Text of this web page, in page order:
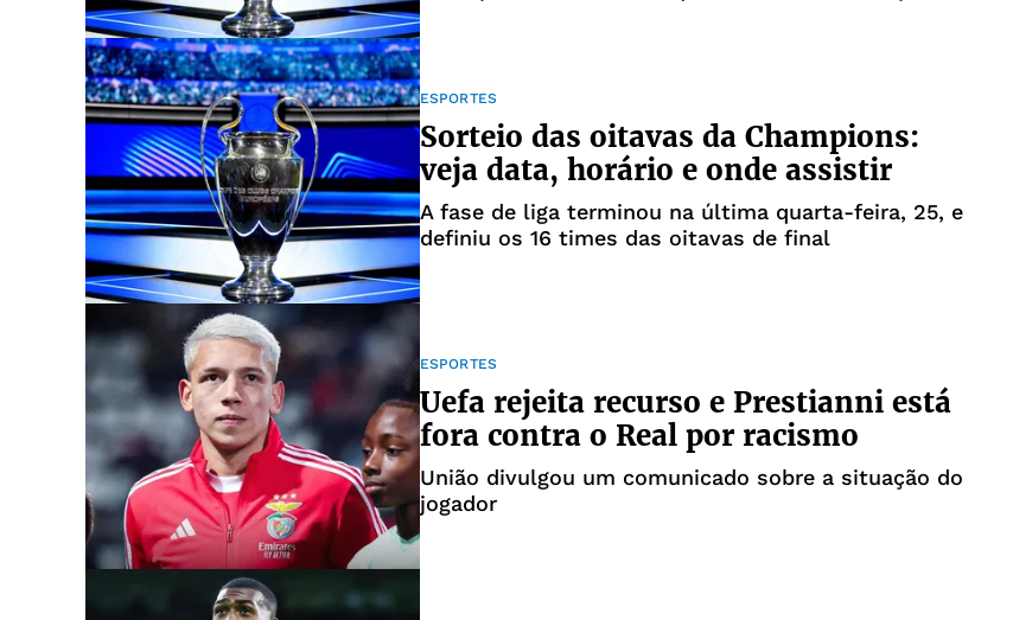
ESPORTES
Sorteio das oitavas da Champions:
veja data, horário e onde assistir
A fase de liga terminou na última quarta-feira, 25, e
definiu os 16 times das oitavas de final
ESPORTES
Uefa rejeita recurso e Prestianni está
fora contra o Real por racismo
União divulgou um comunicado sobre a situação do
jogador